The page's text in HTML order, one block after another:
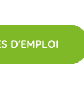
D'EMPLOI